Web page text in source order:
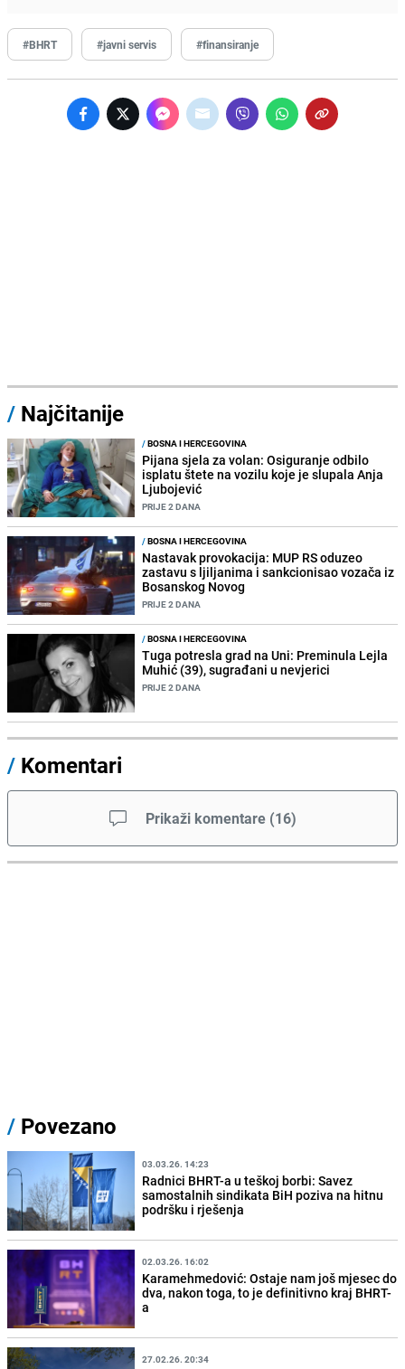
#BHRT #javni servis #finansiranje
/ Najčitanije
/BOSNA I HERCEGOVINA
Pijana sjela za volan: Osiguranje odbilo
isplatu štete na vozilu koje je slupala Anja
Ljubojević
PRIJE 2 DANA
/BOSNA I HERCEGOVINA
Nastavak provokacija: MUP RS oduzeo
zastavu s ljiljanima i sankcionisao vozača iz
Bosanskog Novog
PRIJE 2 DANA
/BOSNA I HERCEGOVINA
Tuga potresla grad na Uni: Preminula Lejla
Muhić (39), sugrađani u nevjerici
PRIJE 2 DANA
/ Komentari
Prikaži komentare (16)
/ Povezano
03.03.26. 14:23
Radnici BHRT-a u teškoj borbi: Savez
samostalnih sindikata BiH poziva na hitnu
podršku i rješenja
02.03.26. 16:02
Karamehmedović: Ostaje nam još mjesec do
dva, nakon toga, to je definitivno kraj BHRT-
a
27.02.26. 20:34